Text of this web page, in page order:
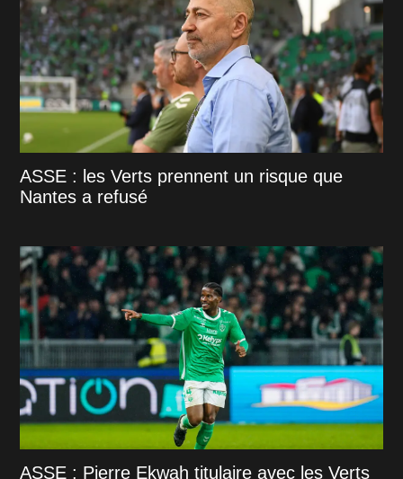
ASSE : les Verts prennent un risque que
Nantes a refusé
ASSE : Pierre Ekwah titulaire avec les Verts